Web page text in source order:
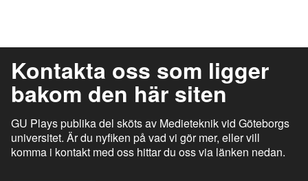
Kontakta oss som ligger
bakom den här siten
GU Plays publika del sköts av Medieteknik vid Göteborgs
universitet. Är du nyfiken på vad vi gör mer, eller vill
komma i kontakt med oss hittar du oss via länken nedan.